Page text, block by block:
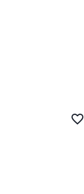
favorite_border